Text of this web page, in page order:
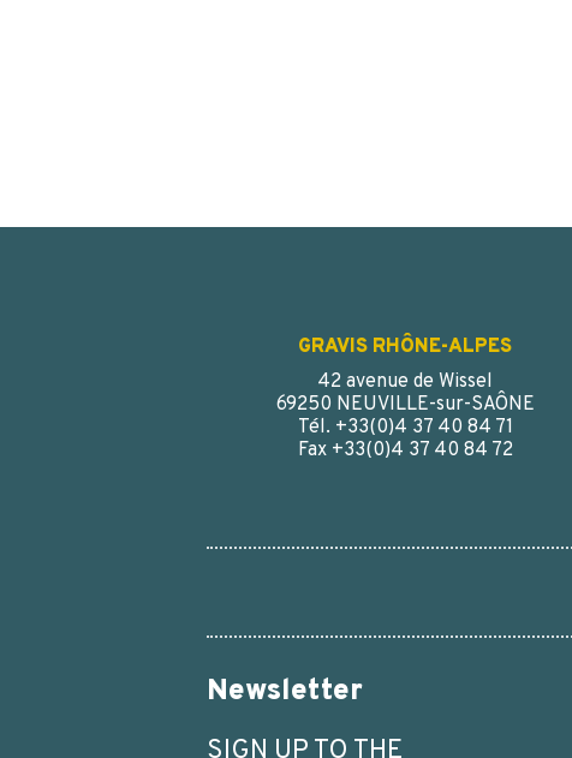
GRAVIS RHÔNE-ALPES
42 avenue de Wissel
69250 NEUVILLE-sur-SAÔNE
Tél. +33(0)4 37 40 84 71
Fax +33(0)4 37 40 84 72
Newsletter